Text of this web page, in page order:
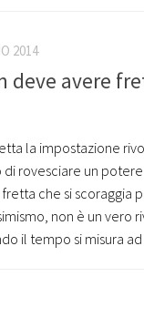
2014
deve avere
la impostazione
rovesciare un
che si scoraggia
non è un vero
il tempo si misura